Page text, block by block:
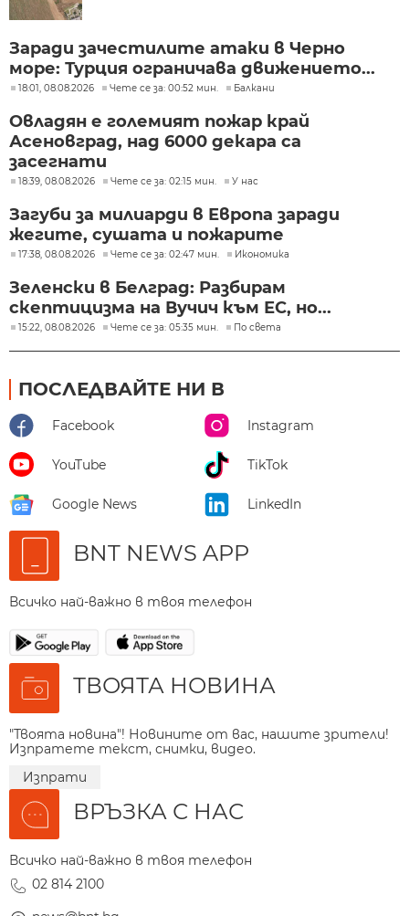
Заради зачестилите атаки в Черно
море: Турция ограничава движението...
18:01, 08.08.2026 Чете се за: 00:52 мин. Балкани
Овладян е големият пожар край
Асеновград, над 6000 декара са
засегнати
18:39, 08.08.2026 Чете се за: 02:15 мин. У нас
Загуби за милиарди в Европа заради
жегите, сушата и пожарите
17:38, 08.08.2026 Чете се за: 02:47 мин. Икономика
Зеленски в Белград: Разбирам
скептицизма на Вучич към ЕС, но...
15:22, 08.08.2026 Чете се за: 05:35 мин. По света
ПОСЛЕДВАЙТЕ НИ В
Facebook Instagram
YouTube TikTok
Google News LinkedIn
BNT NEWS APP
Всичко най-важно в твоя телефон
ТВОЯТА НОВИНА
"Твоята новина"! Новините от вас, нашите зрители!
Изпратете текст, снимки, видео.
Изпрати
ВРЪЗКА С НАС
Всичко най-важно в твоя телефон
02 814 2100